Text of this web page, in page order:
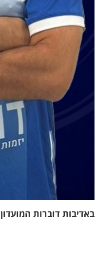
באדיבות דוברות המועדון